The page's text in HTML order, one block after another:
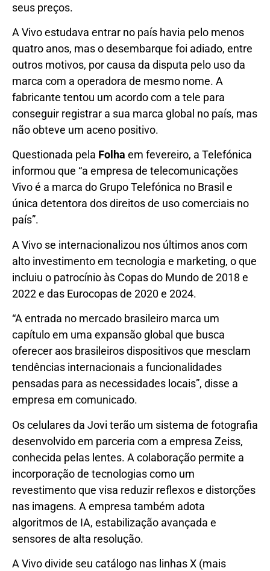
seus preços.
A Vivo estudava entrar no país havia pelo menos
quatro anos, mas o desembarque foi adiado, entre
outros motivos, por causa da disputa pelo uso da
marca com a operadora de mesmo nome. A
fabricante tentou um acordo com a tele para
conseguir registrar a sua marca global no país, mas
não obteve um aceno positivo.
Questionada pela Folha em fevereiro, a Telefónica
informou que “a empresa de telecomunicações
Vivo é a marca do Grupo Telefónica no Brasil e
única detentora dos direitos de uso comerciais no
país”.
A Vivo se internacionalizou nos últimos anos com
alto investimento em tecnologia e marketing, o que
incluiu o patrocínio às Copas do Mundo de 2018 e
2022 e das Eurocopas de 2020 e 2024.
“A entrada no mercado brasileiro marca um
capítulo em uma expansão global que busca
oferecer aos brasileiros dispositivos que mesclam
tendências internacionais a funcionalidades
pensadas para as necessidades locais”, disse a
empresa em comunicado.
Os celulares da Jovi terão um sistema de fotografia
desenvolvido em parceria com a empresa Zeiss,
conhecida pelas lentes. A colaboração permite a
incorporação de tecnologias como um
revestimento que visa reduzir reflexos e distorções
nas imagens. A empresa também adota
algoritmos de IA, estabilização avançada e
sensores de alta resolução.
A Vivo divide seu catálogo nas linhas X (mais